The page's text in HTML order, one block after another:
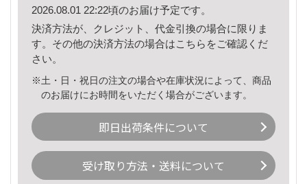
2026.08.01 22:22頃のお届け予定です。
決済方法が、クレジット、代金引換の場合に限りま
す。その他の決済方法の場合はこちら をご確認くだ
さい。
※土・日・祝日の注文の場合や在庫状況によって、商品
のお届けにお時間をいただく場合がございます。
即日出荷条件について
受け取り方法・送料について